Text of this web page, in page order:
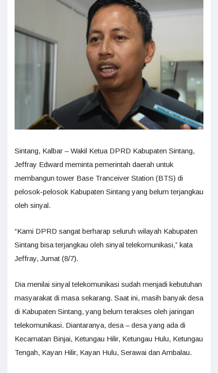
Sintang, Kalbar – Wakil Ketua DPRD Kabupaten Sintang,
Jeffray Edward meminta pemerintah daerah untuk
membangun tower Base Tranceiver Station (BTS) di
pelosok-pelosok Kabupaten Sintang yang belum terjangkau
oleh sinyal.
“Kami DPRD sangat berharap seluruh wilayah Kabupaten
Sintang bisa terjangkau oleh sinyal telekomunikasi,” kata
Jeffray, Jumat (8/7).
Dia menilai sinyal telekomunikasi sudah menjadi kebutuhan
masyarakat di masa sekarang. Saat ini, masih banyak desa
di Kabupaten Sintang, yang belum terakses oleh jaringan
telekomunikasi. Diantaranya, desa – desa yang ada di
Kecamatan Binjai, Ketungau Hilir, Ketungau Hulu, Ketungau
Tengah, Kayan Hilir, Kayan Hulu, Serawai dan Ambalau.